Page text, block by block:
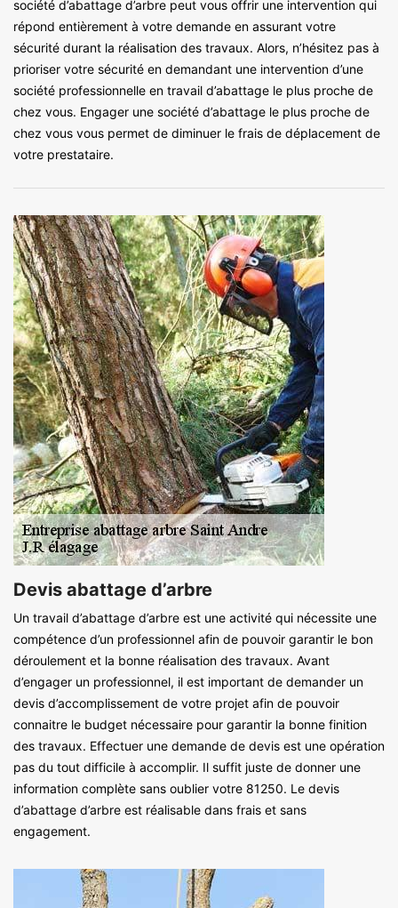
société d’abattage d’arbre peut vous offrir une intervention qui
répond entièrement à votre demande en assurant votre
sécurité durant la réalisation des travaux. Alors, n’hésitez pas à
prioriser votre sécurité en demandant une intervention d’une
société professionnelle en travail d’abattage le plus proche de
chez vous. Engager une société d’abattage le plus proche de
chez vous vous permet de diminuer le frais de déplacement de
votre prestataire.
Devis abattage d’arbre
Un travail d’abattage d’arbre est une activité qui nécessite une
compétence d’un professionnel afin de pouvoir garantir le bon
déroulement et la bonne réalisation des travaux. Avant
d’engager un professionnel, il est important de demander un
devis d’accomplissement de votre projet afin de pouvoir
connaitre le budget nécessaire pour garantir la bonne finition
des travaux. Effectuer une demande de devis est une opération
pas du tout difficile à accomplir. Il suffit juste de donner une
information complète sans oublier votre 81250. Le devis
d’abattage d’arbre est réalisable dans frais et sans
engagement.